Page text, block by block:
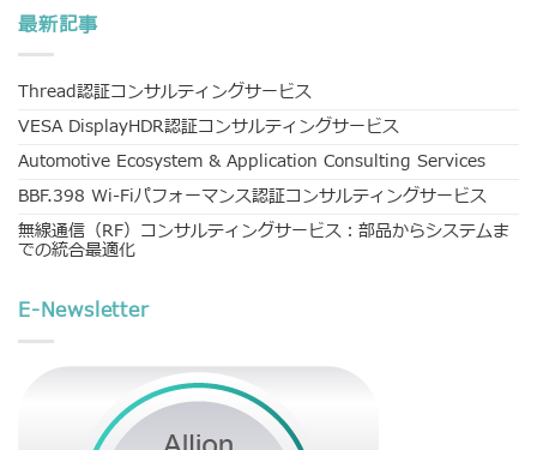
最新記事
Thread認証コンサルティングサービス
VESA DisplayHDR認証コンサルティングサービス
Automotive Ecosystem & Application Consulting Services
BBF.398 Wi-Fiパフォーマンス認証コンサルティングサービス
無線通信（RF）コンサルティングサービス：部品からシステムま
での統合最適化
E-Newsletter